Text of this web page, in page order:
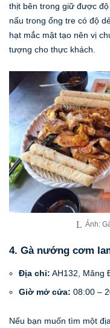
thịt bên trong giữ được
nấu trong ống tre có độ
hạt mắc mật tạo nên vị
tượng cho thực khách.
Ảnh:
4. Gà nướng cơm
Địa chỉ: AH132, Măng
Giờ mở cửa: 08:00 –
Nếu bạn muốn tìm một